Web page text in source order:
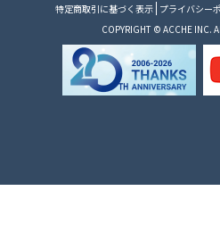
特定商取引に基づく表示 プライバシー
COPYRIGHT © ACCHE INC.